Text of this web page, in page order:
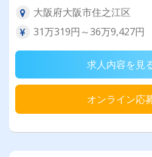
大阪府大阪市住之江区
31万319円～36万9,427円
求人内容を見
オンライン応